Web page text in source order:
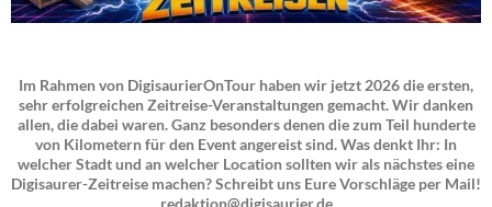
Im Rahmen von DigisaurierOnTour haben wir jetzt 2026 die ersten,
sehr erfolgreichen Zeitreise-Veranstaltungen gemacht. Wir danken
allen, die dabei waren. Ganz besonders denen die zum Teil hunderte
von Kilometern für den Event angereist sind. Was denkt Ihr: In
welcher Stadt und an welcher Location sollten wir als nächstes eine
Digisaurer-Zeitreise machen? Schreibt uns Eure Vorschläge per Mail!
redaktion@digisaurier.de